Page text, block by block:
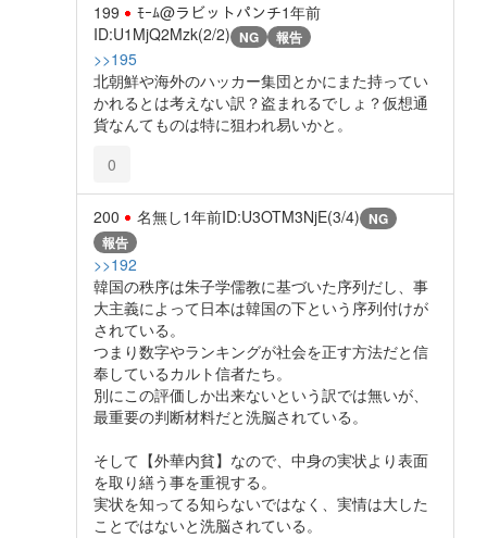
199 ﾓｰﾑ@ラビットパンチ1年前
ID:U1MjQ2Mzk(2/2) NG 報告
>>195
北朝鮮や海外のハッカー集団とかにまた持ってい
かれるとは考えない訳？盗まれるでしょ？仮想通
貨なんてものは特に狙われ易いかと。
0
200 名無し1年前ID:U3OTM3NjE(3/4) NG
報告
>>192
韓国の秩序は朱子学儒教に基づいた序列だし、事
大主義によって日本は韓国の下という序列付けが
されている。
つまり数字やランキングが社会を正す方法だと信
奉しているカルト信者たち。
別にこの評価しか出来ないという訳では無いが、
最重要の判断材料だと洗脳されている。
そして【外華内貧】なので、中身の実状より表面
を取り繕う事を重視する。
実状を知ってる知らないではなく、実情は大した
ことではないと洗脳されている。